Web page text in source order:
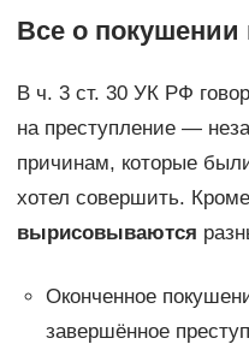
Все о покушении
В ч. 3 ст. 30 УК РФ
на преступление —
причинам, которые
хотел совершить. Кроме
вырисовываются
Оконченное
завершённое